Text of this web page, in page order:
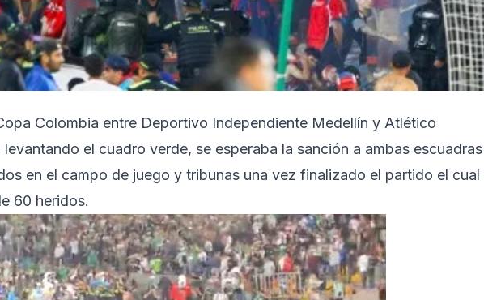
Colombia entre Deportivo Independiente Medellín y Atlético
el cuadro verde, se esperaba la sanción a ambas escuadras
en el campo de juego y tribunas una vez finalizado el partido el cual
60 heridos.